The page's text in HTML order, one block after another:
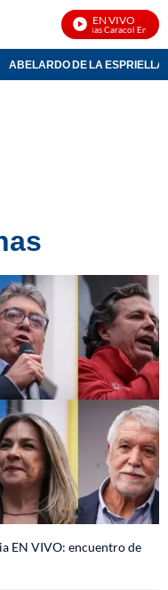
EN VIVO
Noticias Caracol En Vivo
ABELARDO DE LA ESPRIELLA
EN VIVO: encuentro de